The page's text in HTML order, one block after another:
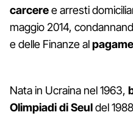
carceree arresti
maggio 2014,
e delle Finanze al
Nata in Ucraina nel 1963,
Olimpiadi di Seuldel